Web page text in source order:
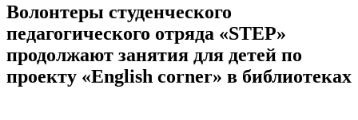
Волонтеры студенческого
педагогического отряда «STEP»
продолжают занятия для детей по
проекту «English corner» в библиотеках